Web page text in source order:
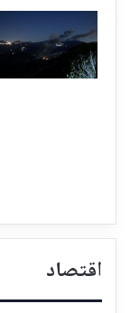
اقتصاد